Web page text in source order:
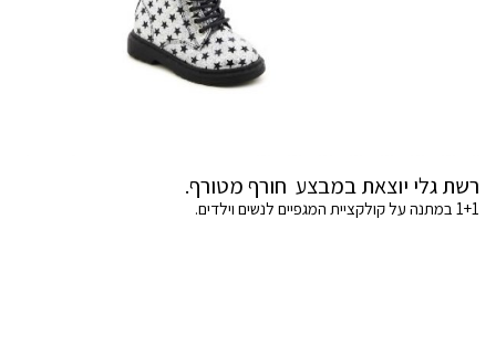
רשת גלי יוצאת במבצע חורף מטורף.
1+1 במתנה על קולקציית המגפיים לנשים וילדים.